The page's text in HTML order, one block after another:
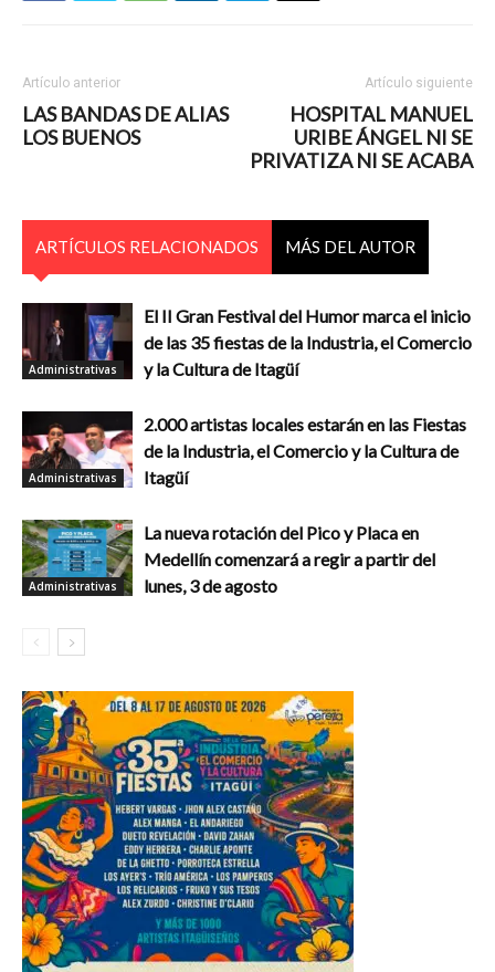
Artículo anterior
LAS BANDAS DE ALIAS
LOS BUENOS
Artículo siguiente
HOSPITAL MANUEL
URIBE ÁNGEL NI SE
PRIVATIZA NI SE ACABA
ARTÍCULOS RELACIONADOS MÁS DEL AUTOR
Administrativas
El II Gran Festival del Humor marca el inicio
de las 35 fiestas de la Industria, el Comercio
y la Cultura de Itagüí
Administrativas
2.000 artistas locales estarán en las Fiestas
de la Industria, el Comercio y la Cultura de
Itagüí
Administrativas
La nueva rotación del Pico y Placa en
Medellín comenzará a regir a partir del
lunes, 3 de agosto